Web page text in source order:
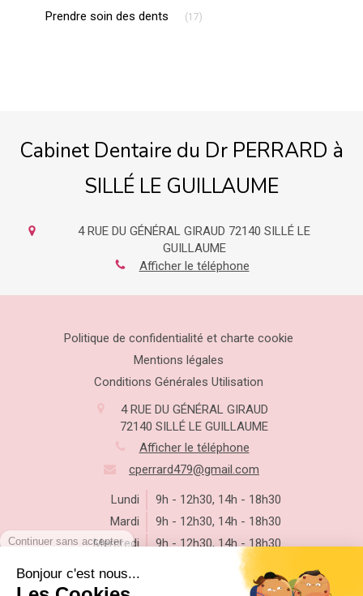
Prendre soin des dents (17)
Cabinet Dentaire du Dr PERRARD à
SILLÉ LE GUILLAUME
4 RUE DU GÉNÉRAL GIRAUD 72140 SILLÉ LE
GUILLAUME
Afficher le téléphone
Politique de confidentialité et charte cookie
Mentions légales
Conditions Générales Utilisation
4 RUE DU GÉNÉRAL GIRAUD
72140 SILLÉ LE GUILLAUME
Afficher le téléphone
cperrard479@gmail.com
Lundi 9h - 12h30, 14h - 18h30
Mardi
9h - 12h30, 14h - 18h30
Mercredi
9h - 12h30, 14h - 18h30
Vendredi